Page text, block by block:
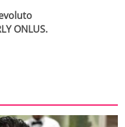
ONLUS.